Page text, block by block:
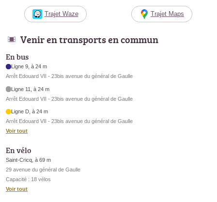
Trajet Waze Trajet Maps
Venir en transports en commun
En bus
Ligne 9, à 24 m
Arrêt Edouard VII - 23bis avenue du général de Gaulle
Ligne 11, à 24 m
Arrêt Edouard VII - 23bis avenue du général de Gaulle
Ligne D, à 24 m
Arrêt Edouard VII - 23bis avenue du général de Gaulle
Voir tout
En vélo
Saint-Cricq, à 69 m
29 avenue du général de Gaulle
Capacité : 18 vélos
Voir tout